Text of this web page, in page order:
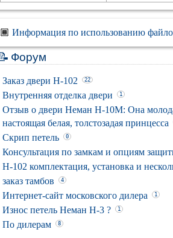
🏾 Информация по использованию
Форум
Заказ двери Н-102 22
Внутренняя отделка двери 1
Отзыв о двери Неман Н-10М: Она
настоящая белая, толстозадая принцесса
Скрип петель 0
Консультация по замкам и опциям
Н-102 комплектация, установка и
заказ тамбов 4
Интернет-сайт московского дилера 1
Износ петель Неман Н-3 ? 1
По дилерам 8